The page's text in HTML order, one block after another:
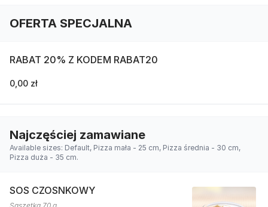
OFERTA SPECJALNA
RABAT 20% Z KODEM RABAT20
0,00 zł
Najczęściej zamawiane
Available sizes: Default, Pizza mała - 25 cm, Pizza średnia - 30 cm,
Pizza duża - 35 cm.
SOS CZOSNKOWY